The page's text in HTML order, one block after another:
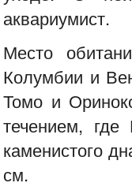
аквариумист.
Место
Колумбии и
Томо и
течением, где
каменистого
см.